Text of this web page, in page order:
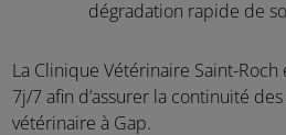
dégradation rapide de
La Clinique Vétérinaire Saint-
7j/7 afin d’assurer la continuité
vétérinaire à Gap.